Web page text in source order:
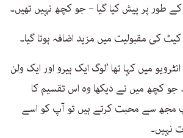
طور پر پیش کیا گیا – جو کچھ نہیں تھیں۔
کی مقبولیت میں مزید اضافہ ہوتا گیا۔
میں کہا تھا ’لوگ ایک ہیرو اور ایک ولن
جو کچھ میں نے دیکھا وہ اس تقسیم کا
مجھ سے محبت کرتے ہیں تو آپ کو اسے
نہیں۔